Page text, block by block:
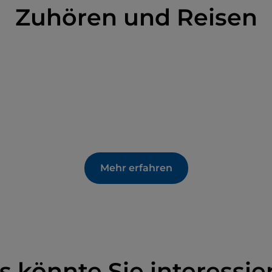
Zuhören und Reisen
Mehr erfahren